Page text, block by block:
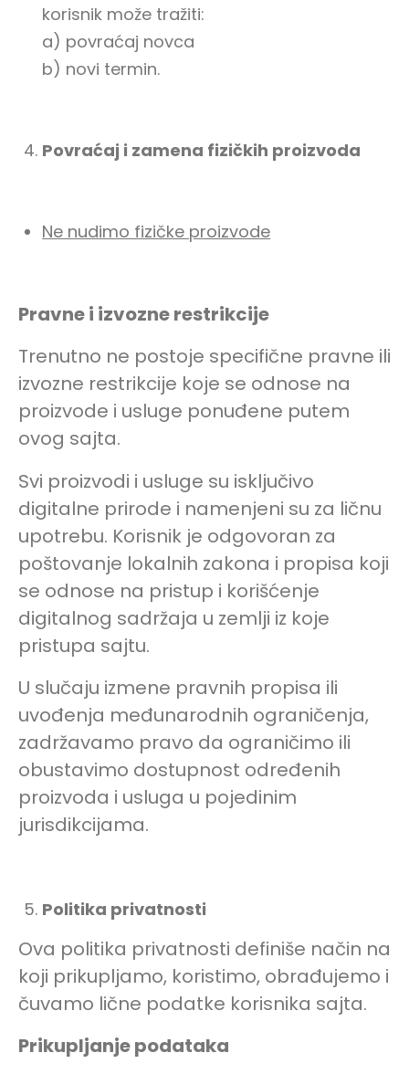
korisnik može tražiti:
a) povraćaj novca
b) novi termin.
Povraćaj i zamena fizičkih proizvoda
Ne nudimo fizičke proizvode
Pravne i izvozne restrikcije
Trenutno ne postoje specifične pravne ili
izvozne restrikcije koje se odnose na
proizvode i usluge ponuđene putem
ovog sajta.
Svi proizvodi i usluge su isključivo
digitalne prirode i namenjeni su za ličnu
upotrebu. Korisnik je odgovoran za
poštovanje lokalnih zakona i propisa koji
se odnose na pristup i korišćenje
digitalnog sadržaja u zemlji iz koje
pristupa sajtu.
U slučaju izmene pravnih propisa ili
uvođenja međunarodnih ograničenja,
zadržavamo pravo da ograničimo ili
obustavimo dostupnost određenih
proizvoda i usluga u pojedinim
jurisdikcijama.
Politika privatnosti
Ova politika privatnosti definiše način na
koji prikupljamo, koristimo, obrađujemo i
čuvamo lične podatke korisnika sajta.
Prikupljanje podataka